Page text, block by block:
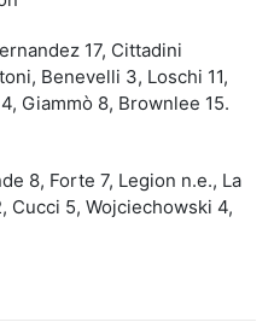
17, Cittadini
Benevelli 3, Loschi 11,
Giammò 8, Brownlee 15.
8, Forte 7, Legion n.e., La
Cucci 5, Wojciechowski 4,